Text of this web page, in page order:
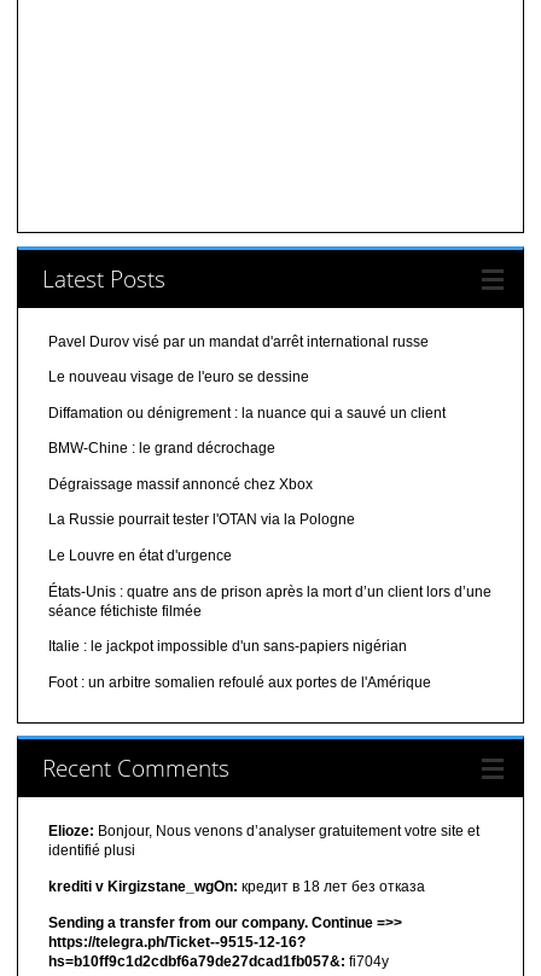
Latest Posts
Pavel Durov visé par un mandat d'arrêt international russe
Le nouveau visage de l'euro se dessine
Diffamation ou dénigrement : la nuance qui a sauvé un client
BMW-Chine : le grand décrochage
Dégraissage massif annoncé chez Xbox
La Russie pourrait tester l'OTAN via la Pologne
Le Louvre en état d'urgence
États-Unis : quatre ans de prison après la mort d’un client lors d’une
séance fétichiste filmée
Italie : le jackpot impossible d'un sans-papiers nigérian
Foot : un arbitre somalien refoulé aux portes de l'Amérique
Recent Comments
Elioze: Bonjour, Nous venons d’analyser gratuitement votre site et
identifié plusi
krediti v Kirgizstane_wgOn: кредит в 18 лет без отказа
Sending a transfer from our company. Continue =>>
https://telegra.ph/Ticket--9515-12-16?
hs=b10ff9c1d2cdbf6a79de27dcad1fb057&: fi704y